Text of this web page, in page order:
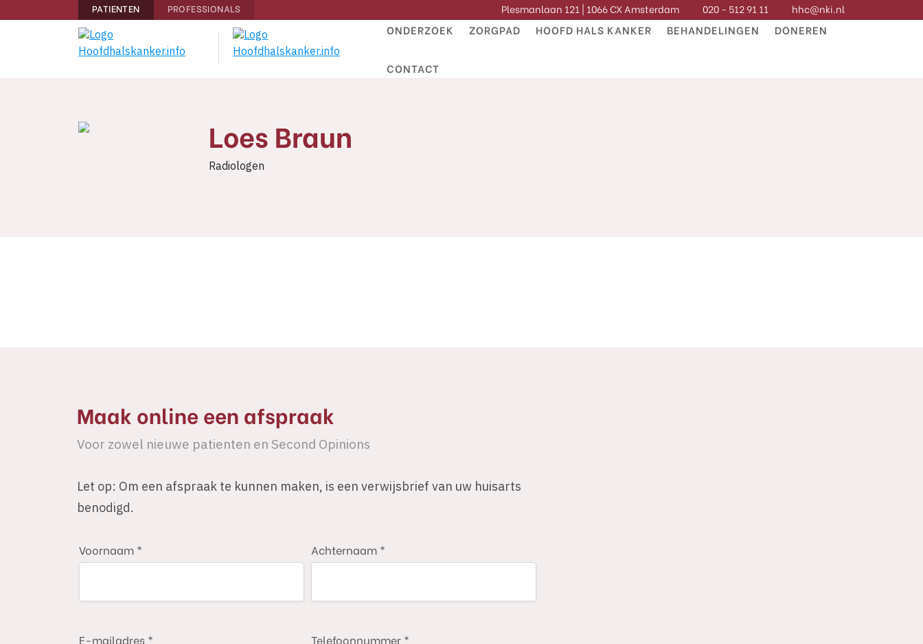
PATIENTEN PROFESSIONALS Plesmanlaan 121 | 1066 CX Amsterdam 020 - 512 91 11 hhc@nki.nl
ONDERZOEK ZORGPAD HOOFD HALS KANKER BEHANDELINGEN DONEREN
CONTACT
Loes Braun
Radiologen
Maak online een afspraak
Voor zowel nieuwe patienten en Second Opinions
Let op: Om een afspraak te kunnen maken, is een verwijsbrief van uw huisarts
benodigd.
Voornaam * Achternaam *
E-mailadres * Telefoonnummer *